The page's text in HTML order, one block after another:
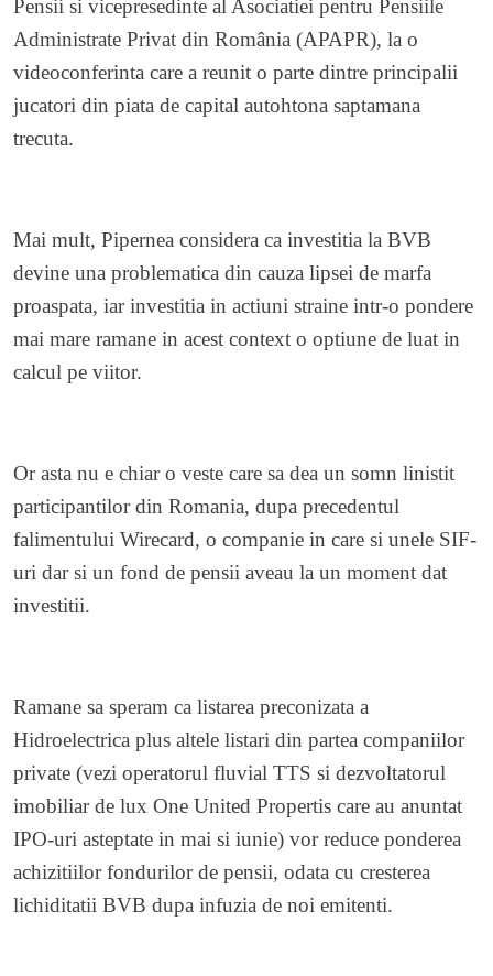
Pensii si vicepresedinte al Asociatiei pentru Pensiile
Administrate Privat din România (APAPR), la o
videoconferinta care a reunit o parte dintre principalii
jucatori din piata de capital autohtona saptamana
trecuta.
Mai mult, Pipernea considera ca investitia la BVB
devine una problematica din cauza lipsei de marfa
proaspata, iar investitia in actiuni straine intr-o pondere
mai mare ramane in acest context o optiune de luat in
calcul pe viitor.
Or asta nu e chiar o veste care sa dea un somn linistit
participantilor din Romania, dupa precedentul
falimentului Wirecard, o companie in care si unele SIF-
uri dar si un fond de pensii aveau la un moment dat
investitii.
Ramane sa speram ca listarea preconizata a
Hidroelectrica plus altele listari din partea companiilor
private (vezi operatorul fluvial TTS si dezvoltatorul
imobiliar de lux One United Propertis care au anuntat
IPO-uri asteptate in mai si iunie) vor reduce ponderea
achizitiilor fondurilor de pensii, odata cu cresterea
lichiditatii BVB dupa infuzia de noi emitenti.